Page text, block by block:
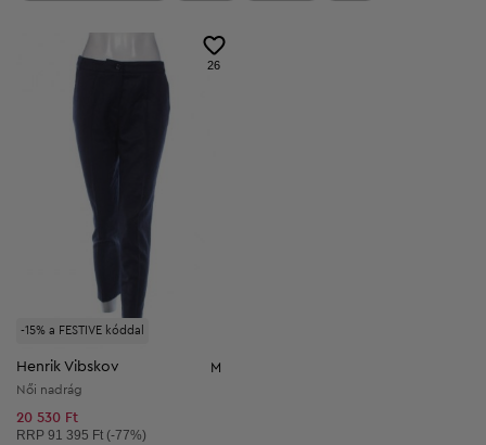
-15% a FESTIVE kóddal
26
Henrik Vibskov M
Női nadrág
20 530 Ft
Ajánlott ár:
RRP 91 395 Ft (-77%)